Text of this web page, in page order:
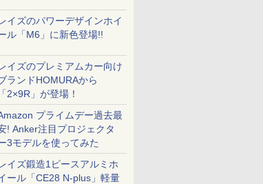
イズのパワーデザインホイ
ル「M6」に新色登場!!
イズのプレミアムカー向け
ランドHOMURAから
「2×9R」が登場！
プライムデー過去最
! Anker注目プロジェクタ
3モデルを使ってみた
イズ鍛造1ピースアルミホ
ール「CE28 N-plus」軽量